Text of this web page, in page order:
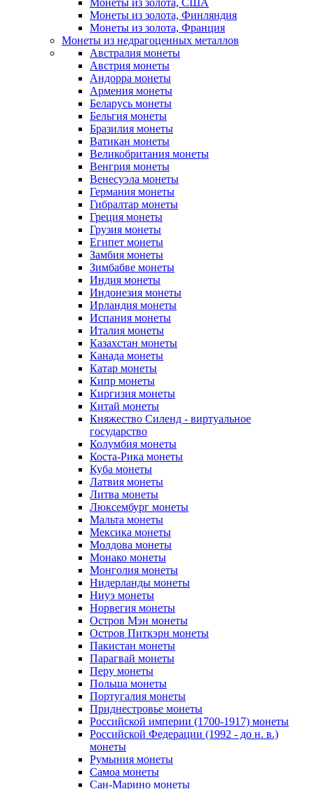
Монеты из золота, США
Монеты из золота, Финляндия
Монеты из золота, Франция
Монеты из недрагоценных металлов
Австралия монеты
Австрия монеты
Андорра монеты
Армения монеты
Беларусь монеты
Бельгия монеты
Бразилия монеты
Ватикан монеты
Великобритания монеты
Венгрия монеты
Венесуэла монеты
Германия монеты
Гибралтар монеты
Греция монеты
Грузия монеты
Египет монеты
Замбия монеты
Зимбабве монеты
Индия монеты
Индонезия монеты
Ирландия монеты
Испания монеты
Италия монеты
Казахстан монеты
Канада монеты
Катар монеты
Кипр монеты
Киргизия монеты
Китай монеты
Княжество Силенд - виртуальное
государство
Колумбия монеты
Коста-Рика монеты
Куба монеты
Латвия монеты
Литва монеты
Люксембург монеты
Мальта монеты
Мексика монеты
Молдова монеты
Монако монеты
Монголия монеты
Нидерланды монеты
Ниуэ монеты
Норвегия монеты
Остров Мэн монеты
Остров Питкэрн монеты
Пакистан монеты
Парагвай монеты
Перу монеты
Польша монеты
Португалия монеты
Приднестровье монеты
Российской империи (1700-1917) монеты
Российской Федерации (1992 - до н. в.)
монеты
Румыния монеты
Самоа монеты
Сан-Марино монеты